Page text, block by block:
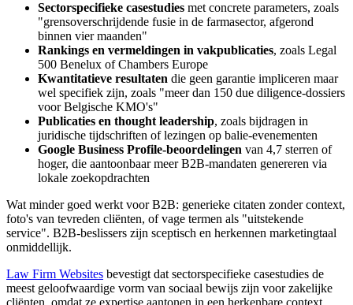
Sectorspecifieke casestudies met concrete parameters, zoals
"grensoverschrijdende fusie in de farmasector, afgerond
binnen vier maanden"
Rankings en vermeldingen in vakpublicaties, zoals Legal
500 Benelux of Chambers Europe
Kwantitatieve resultaten die geen garantie impliceren maar
wel specifiek zijn, zoals "meer dan 150 due diligence-dossiers
voor Belgische KMO's"
Publicaties en thought leadership, zoals bijdragen in
juridische tijdschriften of lezingen op balie-evenementen
Google Business Profile-beoordelingen van 4,7 sterren of
hoger, die aantoonbaar meer B2B-mandaten genereren via
lokale zoekopdrachten
Wat minder goed werkt voor B2B: generieke citaten zonder context,
foto's van tevreden cliënten, of vage termen als "uitstekende
service". B2B-beslissers zijn sceptisch en herkennen marketingtaal
onmiddellijk.
Law Firm Websites bevestigt dat sectorspecifieke casestudies de
meest geloofwaardige vorm van sociaal bewijs zijn voor zakelijke